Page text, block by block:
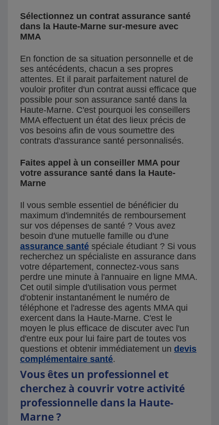
Sélectionnez un contrat assurance santé
dans la Haute-Marne sur-mesure avec
MMA
En fonction de sa situation personnelle et de
ses antécédents, chacun a ses propres
attentes. Et il parait parfaitement naturel de
vouloir profiter d'un contrat aussi efficace que
possible pour son assurance santé dans la
Haute-Marne. C'est pourquoi les conseillers
MMA effectuent un état des lieux précis de
vos besoins afin de vous soumettre des
contrats d'assurance santé personnalisés.
Faites appel à un conseiller MMA pour
votre assurance santé dans la Haute-
Marne
Il vous semble essentiel de bénéficier du
maximum d'indemnités de remboursement
sur vos dépenses de santé ? Vous avez
besoin d'une mutuelle famille ou d'une
assurance santé spéciale étudiant ? Si vous
recherchez un spécialiste en assurance dans
votre département, connectez-vous sans
perdre une minute à l'annuaire en ligne MMA.
Cet outil simple d'utilisation vous permet
d'obtenir instantanément le numéro de
téléphone et l'adresse des agents MMA qui
exercent dans la Haute-Marne. C'est le
moyen le plus efficace de discuter avec l'un
d'entre eux pour lui faire part de toutes vos
questions et obtenir immédiatement un devis
complémentaire santé.
Vous êtes un professionnel et
cherchez à couvrir votre activité
professionnelle dans la Haute-
Marne ?